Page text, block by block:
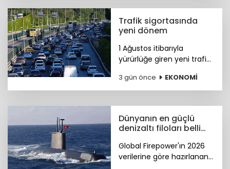
Trafik sigortasında
yeni dönem
1 Ağustos itibarıyla
yürürlüğe giren yeni trafik
hasar süreçleri yeniden
şekillendi.
3 gün önce EKONOMİ
Dünyanın en güçlü
denizaltı filoları belli
Global Firepower'ın 2026
verilerine göre hazırlanan